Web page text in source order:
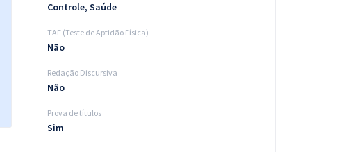
Controle, Saúde
TAF (Teste de Aptidão Física)
Não
Redação Discursiva
Não
Prova de títulos
Sim